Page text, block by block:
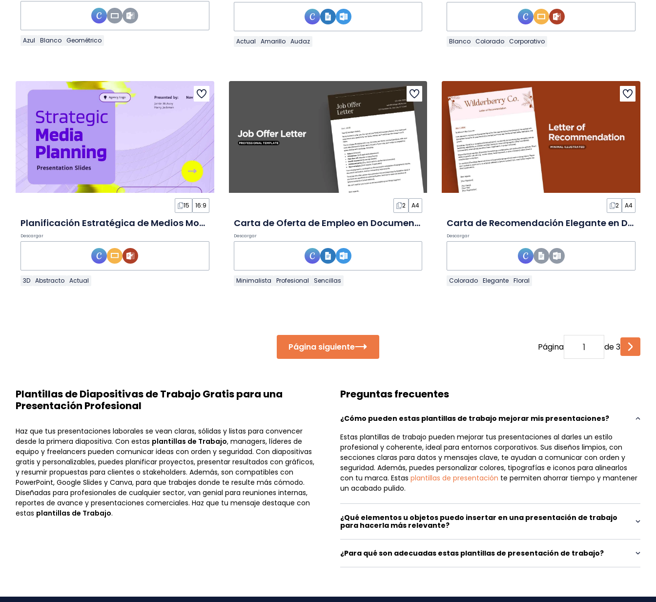
Azul Blanco Geométrico Actual Amarillo Audaz Blanco Colorado Corporativo
15 16:9
Planificación Estratégica de Medios Moderna en Diapositivas
Descargar
3D Abstracto Actual
2 A4
Carta de Oferta de Empleo en Documento
Descargar
Minimalista Profesional Sencillas
2 A4
Carta de Recomendación Elegante en Documento
Descargar
Colorado Elegante Floral
Página siguiente Página de 3
Plantillas de Diapositivas de Trabajo Gratis para una
Presentación Profesional
Haz que tus presentaciones laborales se vean claras, sólidas y listas para convencer
desde la primera diapositiva. Con estas plantillas de Trabajo, managers, líderes de
equipo y freelancers pueden comunicar ideas con orden y seguridad. Con diapositivas
gratis y personalizables, puedes planificar proyectos, presentar resultados con gráficos,
y resumir propuestas para clientes o stakeholders. Además, son compatibles con
PowerPoint, Google Slides y Canva, para que trabajes donde te resulte más cómodo.
Diseñadas para profesionales de cualquier sector, van genial para reuniones internas,
reportes de avance y presentaciones comerciales. Haz que tu mensaje destaque con
estas plantillas de Trabajo.
Preguntas frecuentes
¿Cómo pueden estas plantillas de trabajo mejorar mis presentaciones?
Estas plantillas de trabajo pueden mejorar tus presentaciones al darles un estilo
profesional y coherente, ideal para entornos corporativos. Sus diseños limpios, con
secciones claras para datos y mensajes clave, te ayudan a comunicar con orden y
seguridad. Además, puedes personalizar colores, tipografías e iconos para alinearlos
con tu marca. Estas plantillas de presentación te permiten ahorrar tiempo y mantener
un acabado pulido.
¿Qué elementos u objetos puedo insertar en una presentación de trabajo
para hacerla más relevante?
¿Para qué son adecuadas estas plantillas de presentación de trabajo?